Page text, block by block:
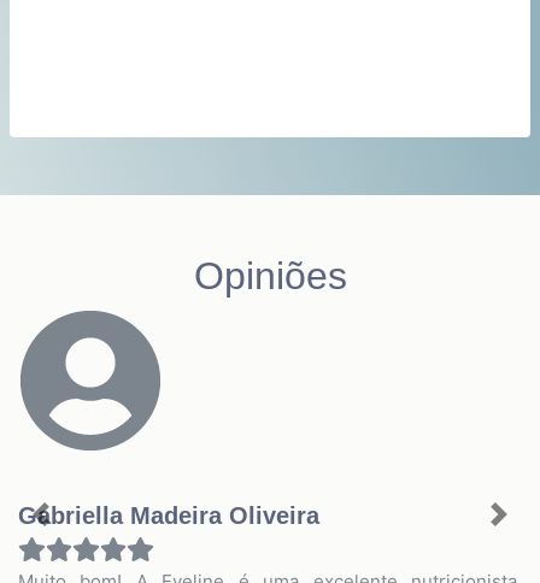
Opiniões
Gabriella Madeira Oliveira
Previous Next